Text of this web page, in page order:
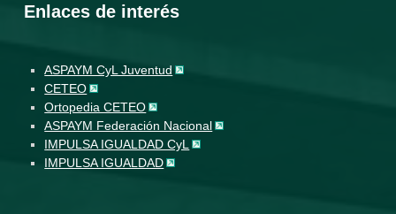
Enlaces de interés
ASPAYM CyL Juventud
CETEO
Ortopedia CETEO
ASPAYM Federación Nacional
IMPULSA IGUALDAD CyL
IMPULSA IGUALDAD